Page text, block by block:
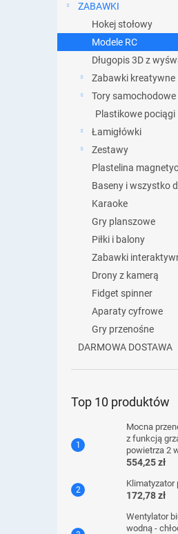
ZABAWKI
Hokej stołowy
Modele RC
Długopis 3D z
Zabawki kreatywne
Tory samochodowe
Plastikowe pociągi
Łamigłówki
Zestawy
Plastelina
Baseny i wszystko
Karaoke
Gry planszowe
Piłki i balony
Zabawki
Drony z kamerą
Fidget spinner
Aparaty cyfrowe
Gry przenośne
DARMOWA DOSTAWA
Top 10 produktów
Mocna
z funkcją
powietrza 2
554,25 zł
Klimatyzator
172,78 zł
Wentylator
wodną -